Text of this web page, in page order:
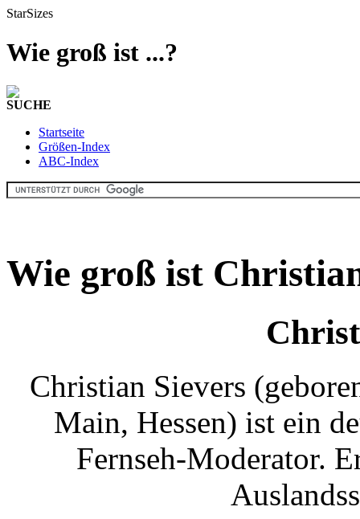
StarSizes
Wie groß ist ...?
SUCHE
Startseite
Größen-Index
ABC-Index
Wie groß ist
Christian Sievers
Main, Hessen) ist ein
Fernseh-Moderator.